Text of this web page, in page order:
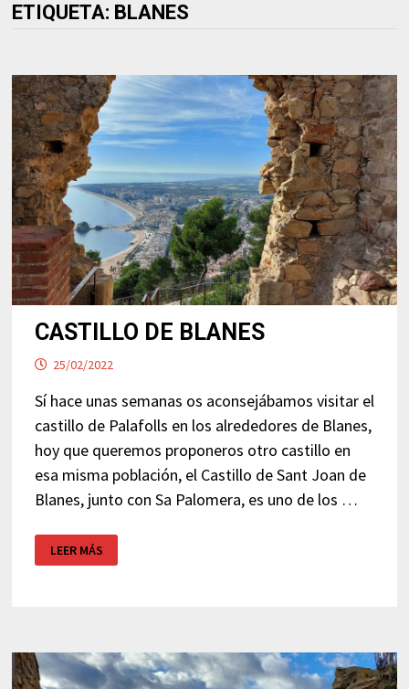
ETIQUETA: BLANES
CASTILLO DE BLANES
25/02/2022
Sí hace unas semanas os aconsejábamos visitar el
castillo de Palafolls en los alrededores de Blanes,
hoy que queremos proponeros otro castillo en
esa misma población, el Castillo de Sant Joan de
Blanes, junto con Sa Palomera, es uno de los …
CASTILLO
DE
BLANES
LEER MÁS